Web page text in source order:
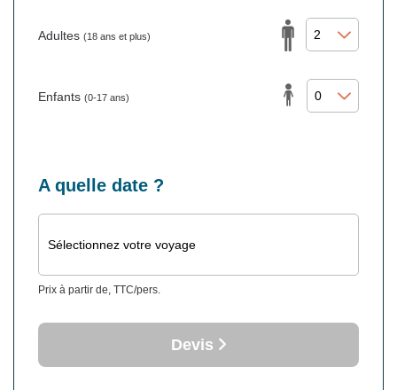
Adultes (18 ans et plus)
Enfants (0-17 ans)
A quelle date ?
Sélectionnez votre voyage
Prix à partir de, TTC/pers.
Devis